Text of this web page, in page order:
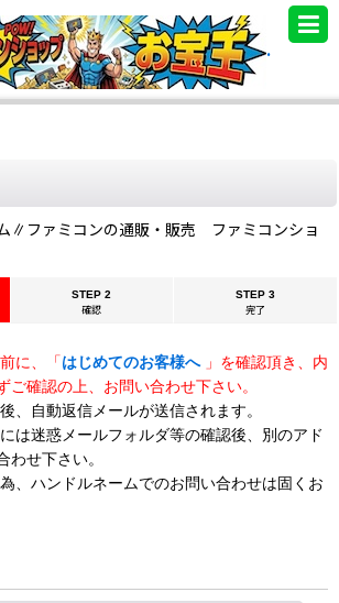
.
∥ファミコンの通販・販売 ファミコンショ
STEP 2
確認
STEP 3
完了
に、「はじめてのお客様へ 」を確認頂き、内
ご確認の上、お問い合わせ下さい。
、自動返信メールが送信されます。
は迷惑メールフォルダ等の確認後、別のアド
わせ下さい。
、ハンドルネームでのお問い合わせは固くお